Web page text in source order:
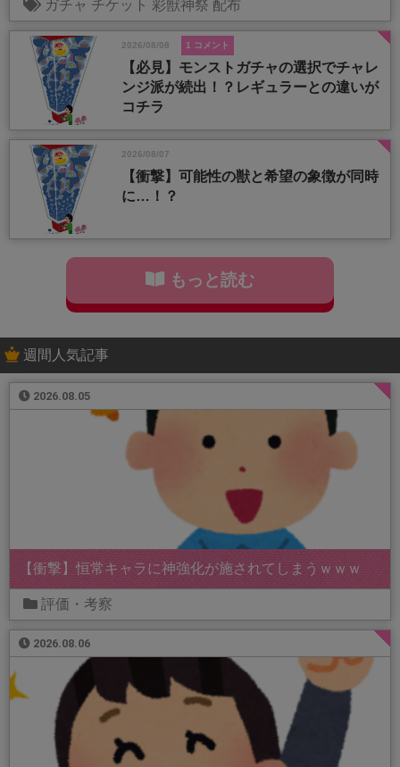
ガチャ チケット 彩獣神祭 配布
2026/08/08 1 コメント
【必見】モンストガチャの選択でチャレ
ンジ派が続出！？レギュラーとの違いが
コチラ
2026/08/07
【衝撃】可能性の獣と希望の象徴が同時
に…！？
もっと読む
週間人気記事
2026.08.05
【衝撃】恒常キャラに神強化が施されてしまうｗｗｗ
評価・考察
2026.08.06